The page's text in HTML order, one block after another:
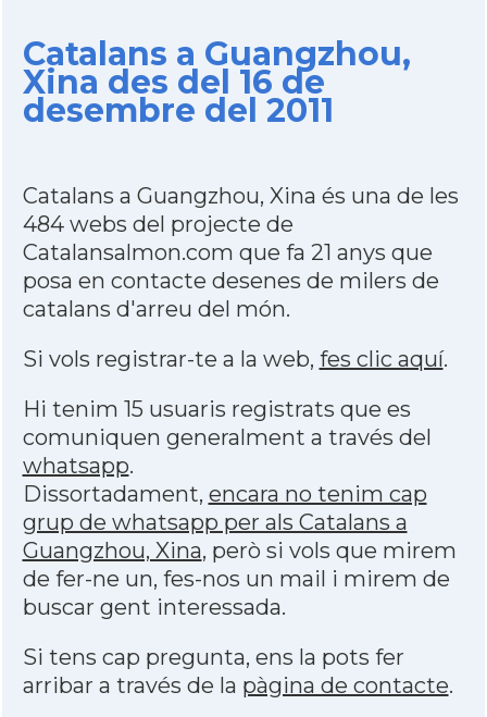
Catalans a Guangzhou,
Xina des del 16 de
desembre del 2011
Catalans a Guangzhou, Xina és una de les
484 webs del projecte de
Catalansalmon.com que fa 21 anys que
posa en contacte desenes de milers de
catalans d'arreu del món.
Si vols registrar-te a la web, fes clic aquí.
Hi tenim 15 usuaris registrats que es
comuniquen generalment a través del
whatsapp.
Dissortadament, encara no tenim cap
grup de whatsapp per als Catalans a
Guangzhou, Xina, però si vols que mirem
de fer-ne un, fes-nos un mail i mirem de
buscar gent interessada.
Si tens cap pregunta, ens la pots fer
arribar a través de la pàgina de contacte.